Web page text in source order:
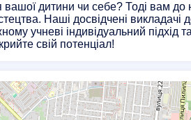
вашої дитини чи себе? Тоді вам
Наші досвідчені
учневі індивідуальний підхід
свій потенціал!